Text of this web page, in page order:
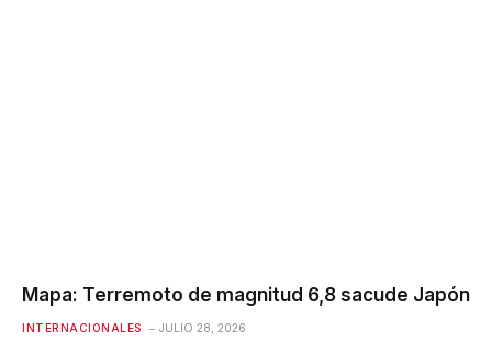
Mapa: Terremoto de magnitud 6,8 ​​sacude Japón
INTERNACIONALES JULIO 28, 2026